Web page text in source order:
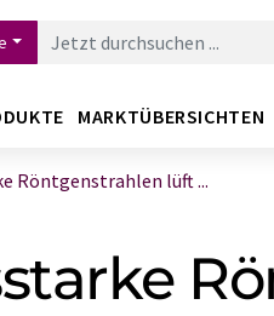
MARKTÜBERSICHTEN
Röntgenstrahlen lüft ...